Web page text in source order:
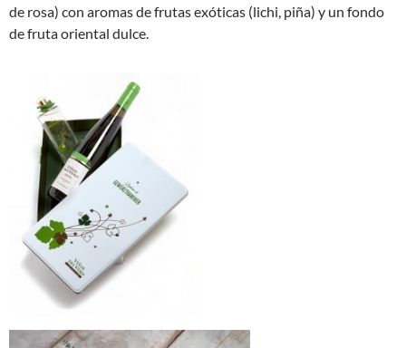
de rosa) con aromas de frutas exóticas (lichi, piña) y un fondo
de fruta oriental dulce.